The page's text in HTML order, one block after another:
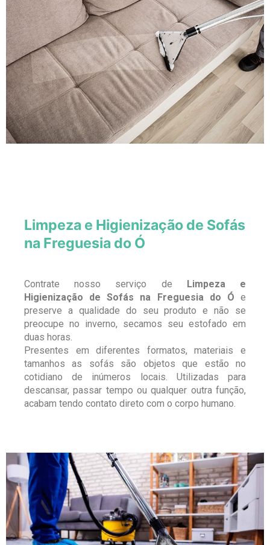
Limpeza e Higienização de Sofás
na Freguesia do Ó
Contrate nosso serviço de Limpeza e
Higienização de Sofás na Freguesia do Ó e
preserve a qualidade do seu produto e não se
preocupe no inverno, secamos seu estofado em
duas horas.
Presentes em diferentes formatos, materiais e
tamanhos as sofás são objetos que estão no
cotidiano de inúmeros locais. Utilizadas para
descansar, passar tempo ou qualquer outra função,
acabam tendo contato direto com o corpo humano.